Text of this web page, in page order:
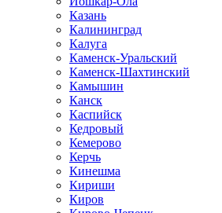
Казань
Калининград
Калуга
Каменск-Уральский
Каменск-Шахтинский
Камышин
Канск
Каспийск
Кедровый
Кемерово
Керчь
Кинешма
Кириши
Киров